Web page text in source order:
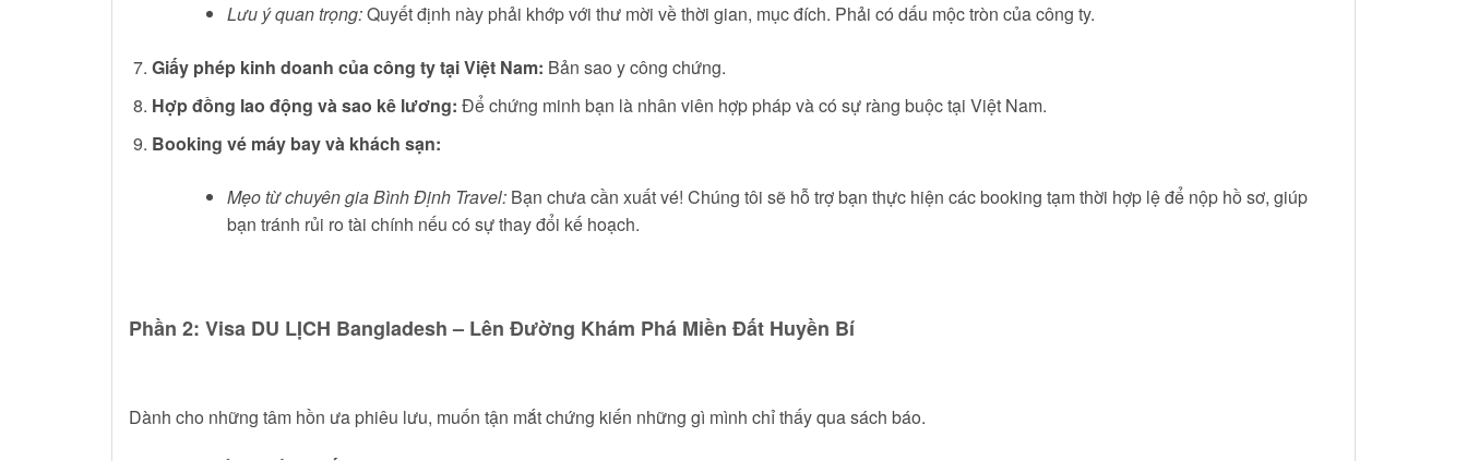
Lưu ý quan trọng:Quyết định này phải khớp với thư mời về thời gian, mục đích. Phải có dấu mộc tròn của công ty.
Giấy phép kinh doanh của công ty tại Việt Nam: Bản sao y công chứng.
Hợp đồng lao động và sao kê lương: Để chứng minh bạn là nhân viên hợp pháp và có sự ràng buộc tại Việt Nam.
Booking vé máy bay và khách sạn:
Mẹo từ chuyên gia Bình Định Travel:Bạn chưa cần xuất vé! Chúng tôi sẽ hỗ trợ bạn thực hiện các booking tạm thời hợp lệ để nộp hồ sơ, giúp
bạn tránh rủi ro tài chính nếu có sự thay đổi kế hoạch.
Phần 2: Visa DU LỊCH Bangladesh – Lên Đường Khám Phá Miền Đất Huyền Bí
Dành cho những tâm hồn ưa phiêu lưu, muốn tận mắt chứng kiến những gì mình chỉ thấy qua sách báo.